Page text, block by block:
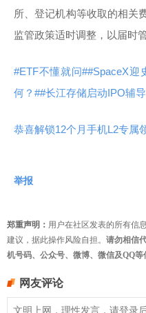
所、登记机构等收取的相关
监管政策适时调整，以届时
#ETF不懂就问##SpaceX迎
何？##长江存储启动IPO辅
恭喜解锁12个月手机L2专属
举报
郑重声明： 用户在社区发表的所有信
建议，据此操作风险自担。 请勿相信
机号码、公众号、微博、微信及QQ等
网友评论